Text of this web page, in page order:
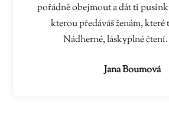
pořádně obejmout a dát ti
kterou předáváš ženám, které
Nádherné, láskyplné čtení.
Jana Boumová